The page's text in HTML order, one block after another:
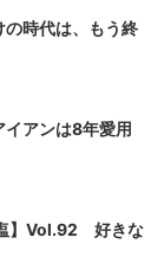
の時代は、もう終
アンは8年愛用
塩】Vol.92 好きな